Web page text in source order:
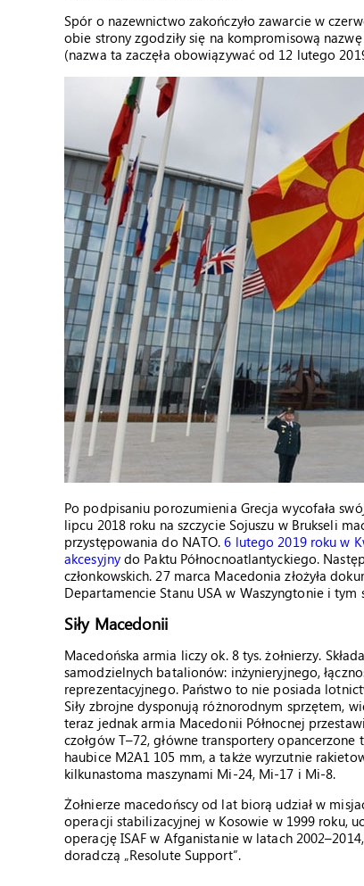
Spór o nazewnictwo zakończyło zawarcie w
obie strony zgodziły się na kompromisową
(nazwa ta zaczęła obowiązywać od 12 lutego
Po podpisaniu porozumienia Grecja wycofała
lipcu 2018 roku na szczycie Sojuszu w Brukseli
przystępowania do NATO.6 lutego 2019 roku w
akcesyjnydo Paktu Północnoatlantyckiego.
członkowskich. 27 marca Macedonia złożyła
Departamencie Stanu USA w Waszyngtonie i tym
Siły Macedonii
Macedońska armia liczy ok. 8 tys. żołnierzy.
samodzielnych batalionów: inżynieryjnego,
reprezentacyjnego. Państwo to nie posiada
Siły zbrojne dysponują różnorodnym sprzętem,
teraz jednak armia Macedonii Północnej
czołgów T–72, główne transportery
haubice M2A1 105 mm, a także wyrzutnie
kilkunastoma maszynami Mi-24, Mi-17 i Mi-8.
Żołnierze macedońscy od lat biorą udział w
operacji stabilizacyjnej w Kosowie w 1999 roku,
operację ISAF w Afganistanie w latach
doradczą „Resolute Support”.